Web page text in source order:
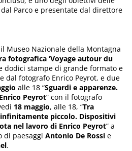
Parco e presentate dal direttore
Museo Nazionale della Montagna
fotografica ‘Voyage autour du
dodici stampe di grande formato e
dal fotografo Enrico Peyrot, e due
alle 18 “Sguardi e apparenze.
Peyrot” con il fotografo
18 maggio, alle 18, “Tra
piccolo. Dispositivi
nel lavoro di Enrico Peyrot” a
di paesaggiAntonio De Rossi e
.